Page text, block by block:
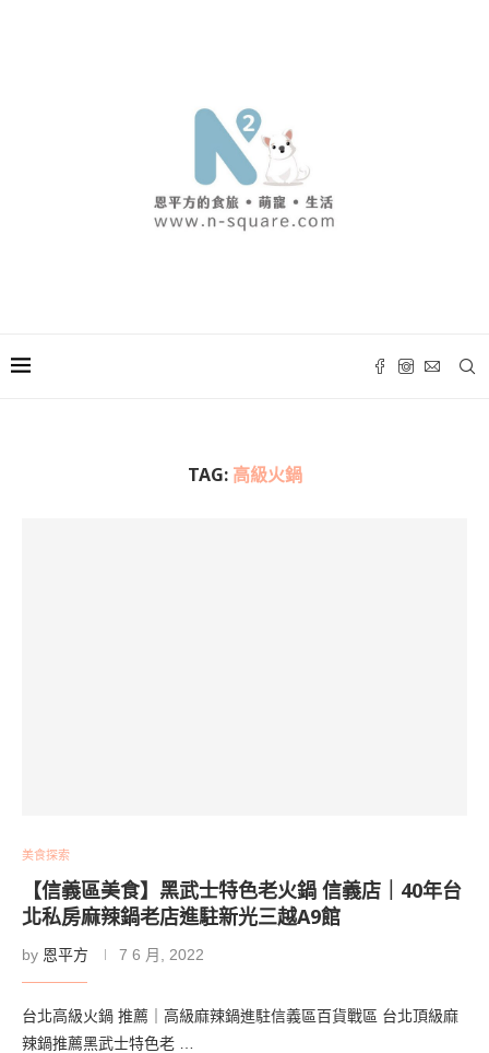
TAG: 高級火鍋
美食探索
【信義區美食】黑武士特色老火鍋 信義店｜40年台
北私房麻辣鍋老店進駐新光三越A9館
by 恩平方 7 6 月, 2022
台北高級火鍋 推薦｜高級麻辣鍋進駐信義區百貨戰區 台北頂級麻
辣鍋推薦黑武士特色老 …